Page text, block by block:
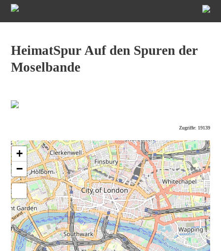
HeimatSpur Auf den Spuren der
Moselbande
Zugriffe: 19139
+
−